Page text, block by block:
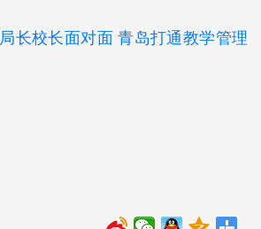
局长校长面对面 青岛打通教学管理